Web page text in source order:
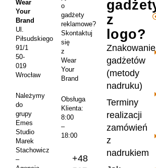
z
logo?
Znakowanie
gadżetów
(metody
nadruku)
Terminy
realizacji
zamówień
z
nadrukiem
o
gadżety
reklamowe?
Skontaktuj
się
z
Wear
Your
Brand
Obsługa
Klienta:
8:00
–
18:00
+48
Wear
Your
Brand
Ul.
Piłsudskiego
91/1
50-
019
Wrocław
Należymy
do
grupy
Emes
Studio
Marek
Stachowicz
–